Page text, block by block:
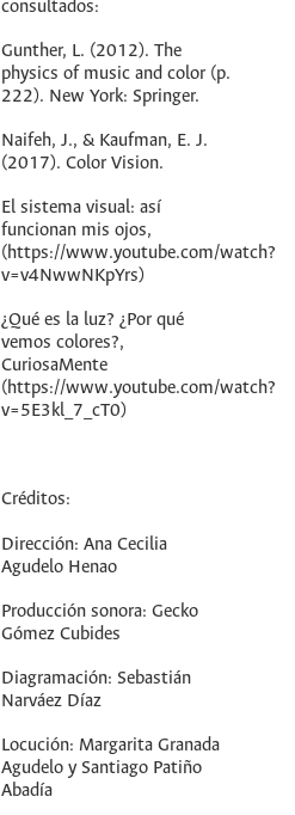
consultados:
Gunther, L. (2012). The
physics of music and color (p.
222). New York: Springer.
Naifeh, J., & Kaufman, E. J.
(2017). Color Vision.
El sistema visual: así
funcionan mis ojos,
(https://www.youtube.com/watch?
v=v4NwwNKpYrs)
¿Qué es la luz? ¿Por qué
vemos colores?,
CuriosaMente
(https://www.youtube.com/watch?
v=5E3kl_7_cT0)
Créditos:
Dirección: Ana Cecilia
Agudelo Henao
Producción sonora: Gecko
Gómez Cubides
Diagramación: Sebastián
Narváez Díaz
Locución: Margarita Granada
Agudelo y Santiago Patiño
Abadía